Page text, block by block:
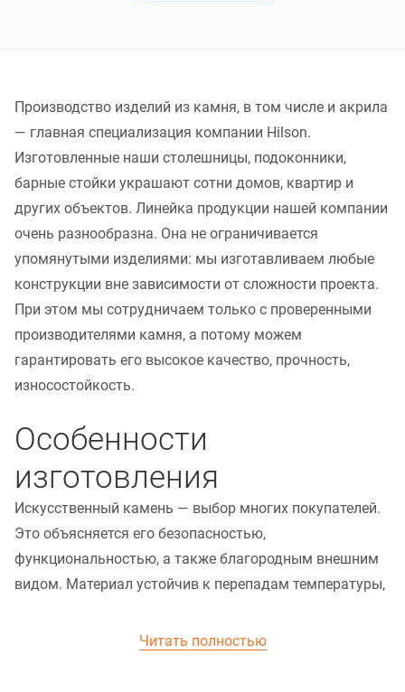
Производство изделий из камня, в том числе и акрила
— главная специализация компании Hilson.
Изготовленные наши столешницы, подоконники,
барные стойки украшают сотни домов, квартир и
других объектов. Линейка продукции нашей компании
очень разнообразна. Она не ограничивается
упомянутыми изделиями: мы изготавливаем любые
конструкции вне зависимости от сложности проекта.
При этом мы сотрудничаем только с проверенными
производителями камня, а потому можем
гарантировать его высокое качество, прочность,
износостойкость.
Особенности
изготовления
Искусственный камень — выбор многих покупателей.
Это объясняется его безопасностью,
функциональностью, а также благородным внешним
видом. Материал устойчив к перепадам температуры,
необычные геометрические формы любых